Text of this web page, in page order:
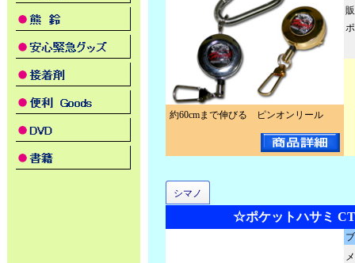
約60cmまで伸びる ピンオンリール
シマノ
☆ポケットハサミ